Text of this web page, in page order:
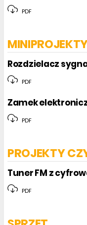
PDF
Rozdzielacz
PDF
Zamek
PDF
PROJEKTY
Tuner FM z
PDF